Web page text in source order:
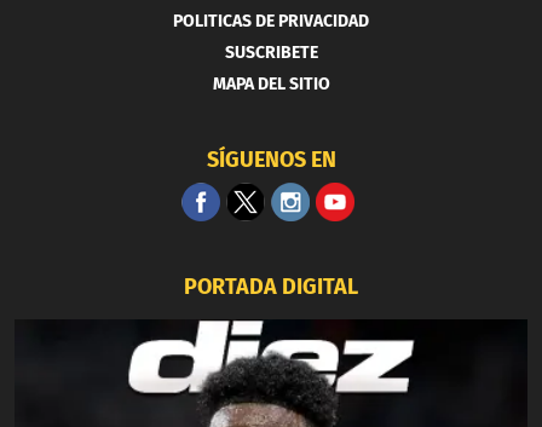
POLITICAS DE PRIVACIDAD
SUSCRIBETE
MAPA DEL SITIO
SÍGUENOS EN
PORTADA DIGITAL